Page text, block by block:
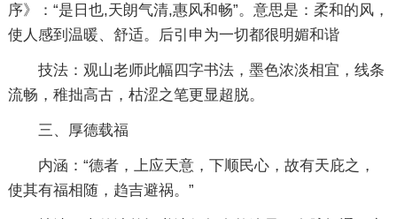
序》：“是日也,天朗气清,惠风和畅”。意思是：柔和的风，
使人感到温暖、舒适。后引申为一切都很明媚和谐
技法：观山老师此幅四字书法，墨色浓淡相宜，线条
流畅，稚拙高古，枯涩之笔更显超脱。
三、厚德载福
内涵：“德者，上应天意，下顺民心，故有天庇之，
使其有福相随，趋吉避祸。”